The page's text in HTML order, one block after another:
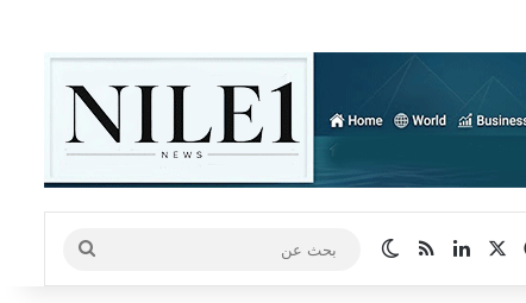
فيسبوك لينكدإنملخص الموقع RSS
الوضع المظلم
بحث
عن